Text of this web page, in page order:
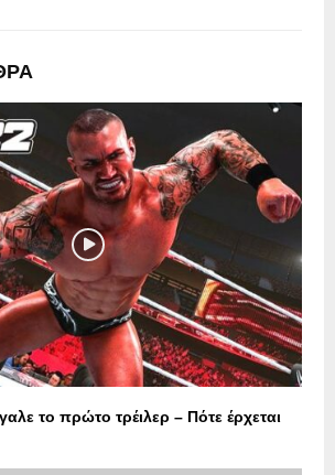
το πρώτο τρέιλερ – Πότε έρχεται